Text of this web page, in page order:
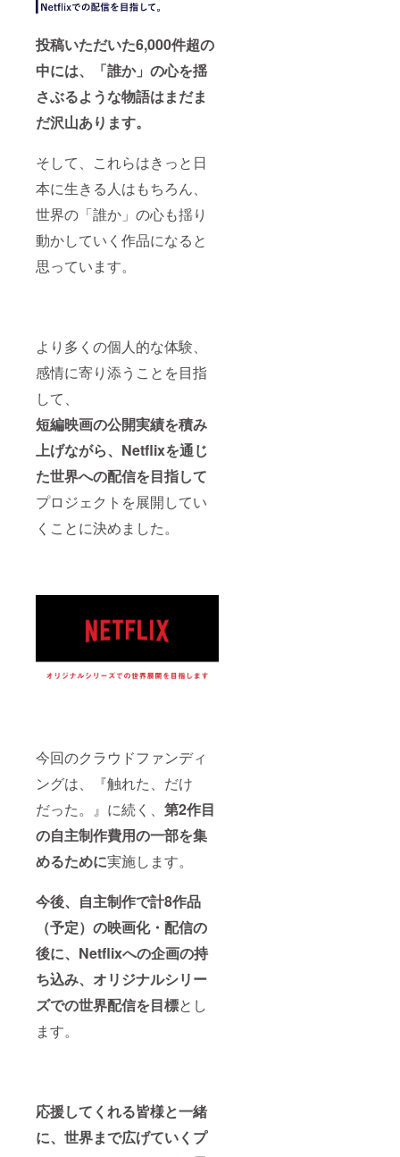
投稿いただいた6,000件超の
中には、「誰か」の心を揺
さぶるような物語はまだま
だ沢山あります。
そして、これらはきっと日
本に生きる人はもちろん、
世界の「誰か」の心も揺り
動かしていく作品になると
思っています。
より多くの個人的な体験、
感情に寄り添うことを目指
して、
短編映画の公開実績を積み
上げながら、Netflixを通じ
た世界への配信を目指して
プロジェクトを展開してい
くことに決めました。
今回のクラウドファンディ
ングは、『触れた、だけ
だった。』に続く、 第2作目
の自主制作費用の一部を集
めるために実施します。
今後、自主制作で計8作品
（予定）の映画化・配信の
後に、Netflixへの企画の持
ち込み、オリジナルシリー
ズでの世界配信を目標とし
ます。
応援してくれる皆様と一緒
に、世界まで広げていくプ